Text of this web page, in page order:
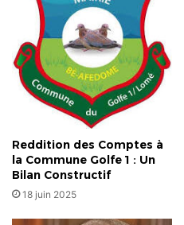
Reddition des Comptes à
la Commune Golfe 1 : Un
Bilan Constructif
18 juin 2025